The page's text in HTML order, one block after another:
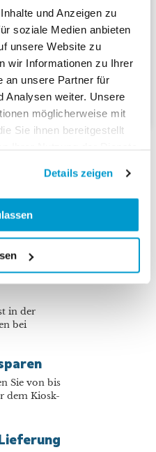
und Anzeigen zu
soziale Medien anbieten
unsere Website zu
wir Informationen zu Ihrer
an unsere Partner für
Analysen weiter. Unsere
möglicherweise mit
Sie ihnen bereitgestellt
Details zeigen
Cinema Abo
Dauer:1-Jahresabo
CHF 84.00
117.60 Kioskpreis
und
Website
in der
bei
Sie von bis
dem Kiosk-